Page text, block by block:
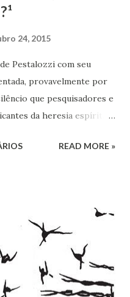
24, 2015
Pestalozzi com seu
provavelmente por
que pesquisadores e
da heresia espírita
discípulos, reis,
Pestalozzi sonhava
a ponto de ter tido uma
Bonaparte, que aliás se
Escreveu em 1826 um
em francês. Seria quase
READ MORE »